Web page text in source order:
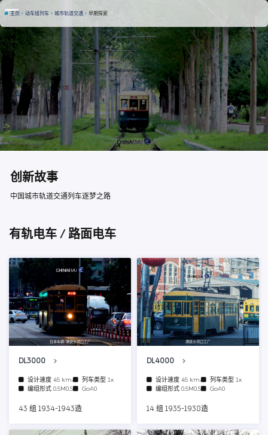
创新故事
中国城市轨道交通列车逐梦之路
主页 动车组列车 城市轨道交通 早期探索
有轨电车 / 路面电车
日本车辆/满铁沙河口工厂
DL3000
设计速度 45 km/h 列车类型 1x
编组形式 0.5M0.5T GoA0
43 组 1934-1943造
满铁沙河口工厂
DL4000
设计速度 45 km/h 列车类型 1x
编组形式 0.5M0.5T GoA0
14 组 1935-1938造